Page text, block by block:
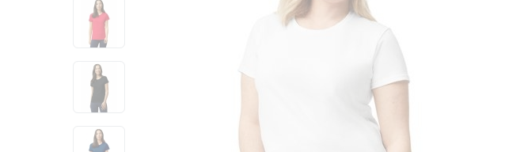
View larger image
View larger image
View larger image